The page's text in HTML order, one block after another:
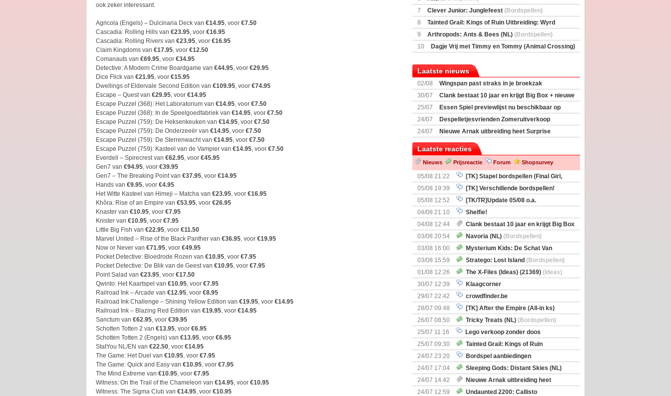
ook zeker interessant.
Agricola (Engels) – Dulcinaria Deck van €14.95, voor €7.50
Cascadia: Rolling Hills van €23.95, voor €16.95
Cascadia: Rolling Rivers van €23.95, voor €16.95
Claim Kingdoms van €17.95, voor €12.50
Comanauts van €69.95, voor €34.95
Detective: A Modern Crime Boardgame van €44.95, voor €29.95
Dice Flick van €21.95, voor €15.95
Dwellings of Eldervale Second Edition van €109.95, voor €74.95
Escape – Quest van €29.95, voor €14.95
Escape Puzzel (368): Het Laboratorium van €14.95, voor €7.50
Escape Puzzel (368): In de Speelgoedfabriek van €14.95, voor €7.50
Escape Puzzel (759): De Heksenkeuken van €14.95, voor €7.50
Escape Puzzel (759): De Onderzeeër van €14.95, voor €7.50
Escape Puzzel (759): De Sterrenwacht van €14.95, voor €7.50
Escape Puzzel (759): Kasteel van de Vampier van €14.95, voor €7.50
Everdell – Spirecrest van €62.95, voor €45.95
Gen7 van €94.95, voor €39.95
Gen7 – The Breaking Point van €37.95, voor €14.95
Hands van €9.95, voor €4.95
Het Witte Kasteel van Himeji – Matcha van €23.95, voor €16.95
Khôra: Rise of an Empire van €53.95, voor €26.95
Knaster van €10.95, voor €7.95
Knister van €10.95, voor €7.95
Little Big Fish van €22.95, voor €11.50
Marvel United – Rise of the Black Panther van €36.95, voor €19.95
Now or Never van €71.95, voor €49.95
Pocket Detective: Bloedrode Rozen van €10.95, voor €7.95
Pocket Detective: De Blik van de Geest van €10.95, voor €7.95
Point Salad van €23.95, voor €17.50
Qwinto: Het Kaartspel van €10.95, voor €7.95
Railroad Ink – Arcade van €12.95, voor €8.95
Railroad Ink Challenge – Shining Yellow Edition van €19.95, voor €14.95
Railroad Ink – Blazing Red Edition van €19.95, voor €14.95
Sanctum van €62.95, voor €39.95
Schotten Totten 2 van €13.95, voor €6.95
Schotten Totten 2 (Engels) van €13.95, voor €6.95
StatYou NL/EN van €22.50, voor €14.95
The Game: Het Duel van €10.95, voor €7.95
The Game: Quick and Easy van €10.95, voor €7.95
The Mind Extreme van €10.95, voor €7.95
Witness: On the Trail of the Chameleon van €14.95, voor €10.95
Witness: The Sigma Club van €14.95, voor €10.95
7
Clever Junior: Junglefeest (Bordspellen)
8
Tainted Grail: Kings of Ruin Uitbreiding: Wyrd
Encounters(Bordspellen)
9 Arthropods: Ants & Bees (NL) (Bordspellen)
10
Dagje Vrij met Timmy en Tommy (Animal Crossing)
Laatste nieuws
02/08
Wingspan past straks in je broekzak
30/07
Clank bestaat 10 jaar en krijgt Big Box + nieuwe
uitbreiding
25/07
Essen Spiel previewlijst nu beschikbaar op
Boardgamegeek
24/07
Despelletjesvrienden Zomeruitverkoop
weekend van start
24/07
Nieuwe Arnak uitbreiding heet Surprise
Laatste reacties
Nieuws Prijsreactie Forum Shopsurvey
05/08 21:22
[TK] Stapel bordspellen (Final Girl,
Nemesis Retaliation, Zombicide Invader)
05/08 19:39
[TK] Verschillende bordspellen!
05/08 12:52
[TK/TR]Update 05/08 o.a.
Prijsverlagingen, Imperium Horizons, 20 Strong
04/08 21:10
Shelfie!
04/08 12:44
Clank bestaat 10 jaar en krijgt Big Box
+ nieuwe uitbreiding
03/08 20:54 Navoria (NL) (Bordspellen)
03/08 16:00
Mysterium Kids: De Schat Van
Kapitein Boe
(Bordspellen)
03/08 15:59 Stratego: Lost Island (Bordspellen)
01/08 12:26
The X-Files (Ideas) (21369) (Ideas)
30/07 12:39
Klaagcorner
29/07 22:42
crowdfinder.be
28/07 09:48
[TK] After the Empire (All-in ks)
26/07 08:50
Tricky Treats (NL) (Bordspellen)
25/07 11:16
Lego verkoop zonder doos
25/07 09:30
Tainted Grail: Kings of Ruin
Uitbreiding: Wyrd Encounters(Bordspellen)
24/07 23:20
Bordspel aanbiedingen
24/07 17:04
Sleeping Gods: Distant Skies (NL)
(Bordspellen)
24/07 14:42
Nieuwe Arnak uitbreiding heet
Surprise Shipments
24/07 12:59
Undaunted 2200: Callisto